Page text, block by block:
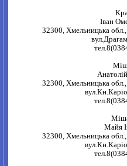
Іван
32300, Хмельницька
32300, Хмельницька
Майя
32300, Хмельницька